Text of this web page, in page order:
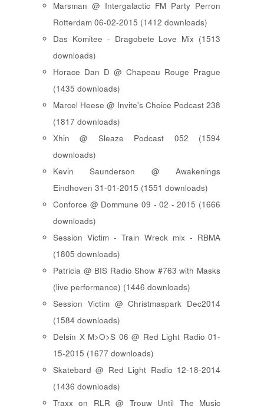
Marsman @ Intergalactic FM Party Perron
Rotterdam 06-02-2015 (1412 downloads)
Das Komitee - Dragobete Love Mix (1513
downloads)
Horace Dan D @ Chapeau Rouge Prague
(1435 downloads)
Marcel Heese @ Invite's Choice Podcast 238
(1817 downloads)
Xhin @ Sleaze Podcast 052 (1594
downloads)
Kevin Saunderson @ Awakenings
Eindhoven 31-01-2015 (1551 downloads)
Conforce @ Dommune 09 - 02 - 2015 (1666
downloads)
Session Victim - Train Wreck mix - RBMA
(1805 downloads)
Patricia @ BIS Radio Show #763 with Masks
(live performance) (1446 downloads)
Session Victim @ Christmaspark Dec2014
(1584 downloads)
Delsin X M>O>S 06 @ Red Light Radio 01-
15-2015 (1677 downloads)
Skatebard @ Red Light Radio 12-18-2014
(1436 downloads)
Traxx on RLR @ Trouw Until The Music